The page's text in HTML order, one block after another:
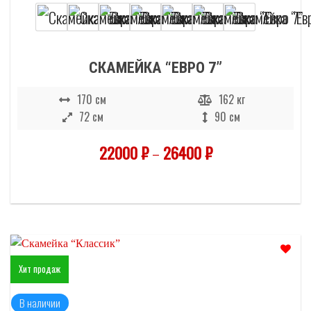
СКАМЕЙКА “ЕВРО 7”
170 см
162 кг
72 см
90 см
22000₽– 26400₽
Хит продаж
В наличии